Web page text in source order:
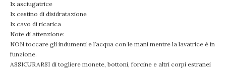
1x asciugatrice
1x cestino di disidratazione
1x cavo di ricarica
Note di attenzione:
NON toccare gli indumenti e l’acqua con le mani mentre la lavatrice è in
funzione.
ASSICURARSI di togliere monete, bottoni, forcine e altri corpi estranei